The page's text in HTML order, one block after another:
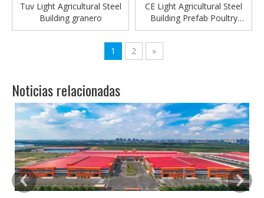
Tuv Light Agricultural Steel
Building granero
CE Light Agricultural Steel
Building Prefab Poultry
House
1
2 »
Noticias relacionadas